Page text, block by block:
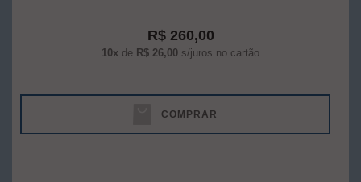
R$ 260,00
10x de R$ 26,00 s/juros no cartão
COMPRAR